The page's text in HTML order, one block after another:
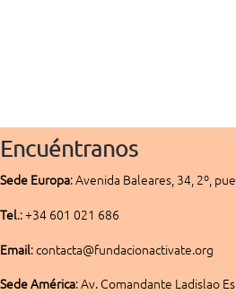
Encuéntranos
Sede Europa:Avenida Baleares, 34, 2º,
Tel.: +34 601 021 686
Email: contacta@fundacionactivate.org
Sede América:Av. Comandante Ladislao